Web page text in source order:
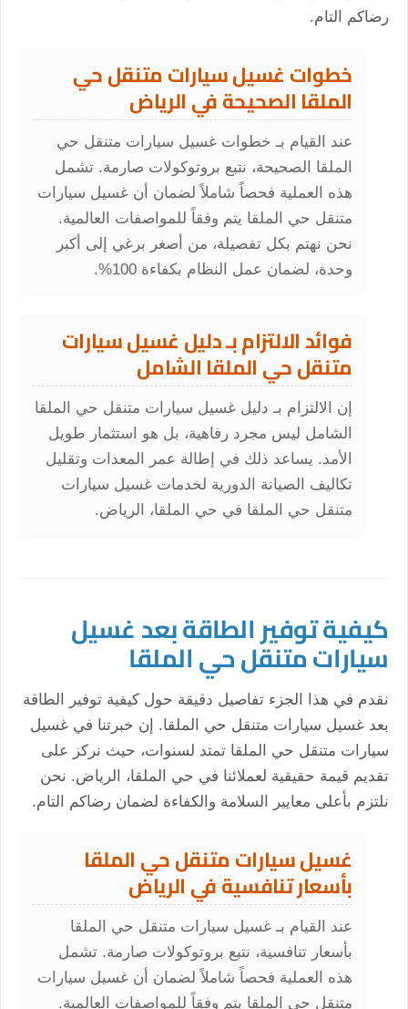
رضاكم التام.
خطوات غسيل سيارات متنقل حي
الملقا الصحيحة في الرياض
عند القيام بـ خطوات غسيل سيارات متنقل حي
الملقا الصحيحة، نتبع بروتوكولات صارمة. تشمل
هذه العملية فحصاً شاملاً لضمان أن غسيل سيارات
متنقل حي الملقا يتم وفقاً للمواصفات العالمية.
نحن نهتم بكل تفصيلة، من أصغر برغي إلى أكبر
وحدة، لضمان عمل النظام بكفاءة 100%.
فوائد الالتزام بـ دليل غسيل سيارات
متنقل حي الملقا الشامل
إن الالتزام بـ دليل غسيل سيارات متنقل حي الملقا
الشامل ليس مجرد رفاهية، بل هو استثمار طويل
الأمد. يساعد ذلك في إطالة عمر المعدات وتقليل
تكاليف الصيانة الدورية لخدمات غسيل سيارات
متنقل حي الملقا في حي الملقا، الرياض.
كيفية توفير الطاقة بعد غسيل
سيارات متنقل حي الملقا
نقدم في هذا الجزء تفاصيل دقيقة حول كيفية توفير الطاقة
بعد غسيل سيارات متنقل حي الملقا. إن خبرتنا في غسيل
سيارات متنقل حي الملقا تمتد لسنوات، حيث نركز على
تقديم قيمة حقيقية لعملائنا في حي الملقا، الرياض. نحن
نلتزم بأعلى معايير السلامة والكفاءة لضمان رضاكم التام.
غسيل سيارات متنقل حي الملقا
بأسعار تنافسية في الرياض
عند القيام بـ غسيل سيارات متنقل حي الملقا
بأسعار تنافسية، نتبع بروتوكولات صارمة. تشمل
هذه العملية فحصاً شاملاً لضمان أن غسيل سيارات
متنقل حي الملقا يتم وفقاً للمواصفات العالمية.